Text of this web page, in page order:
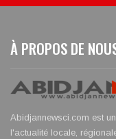
À PROPOS DE
Abidjannewsci.com est
l'actualité locale,